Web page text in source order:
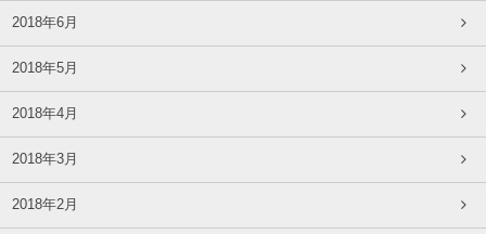
2018年6月
2018年5月
2018年4月
2018年3月
2018年2月